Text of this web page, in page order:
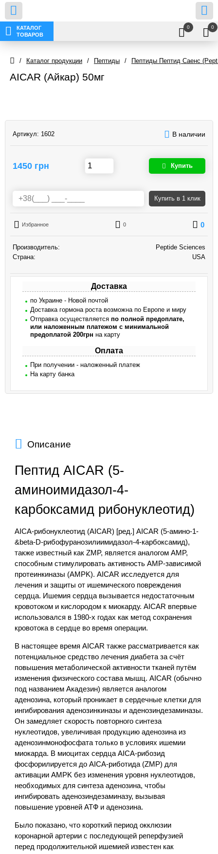
КАТАЛОГ
ТОВАРОВ
0 0
/ Каталог продукции / Пептиды / Пептиды Пептид Саенс
AICAR (Айкар) 50мг
Артикул: 1602 В наличии
1450 грн Купить
Купить в 1 клик
Избранное 0 0
Производитель:
Peptide Sciences
Страна:
USA
Доставка
по Украине - Новой почтой
Доставка гормона роста возможна по Европе и миру
Отправка осуществляется по полной предоплате,
или наложенным платежом с минимальной
предоплатой 200грн на карту
Оплата
При получении - наложенный платеж
На карту банка
Описание
Пептид AICAR (5-
аминоимидазол-4-
карбоксамид рибонуклеотид)
AICA-рибонуклеотид (AICAR) [ред.] AICAR (5-амино-1-
&beta-D-рибофуранозилиимидазол-4-карбоксамид),
также известный как ZMP, является аналогом AMP,
способным стимулировать активность AMP-зависимой
протеинкиназы (AMPK). AICAR исследуется для
лечения и защиты от ишемического повреждения
сердца. Ишемия сердца вызывается недостаточным
кровотоком и кислородом к миокарду. AICAR впервые
использовался в 1980-х годах как метод сохранения
кровотока в сердце во время операции.
В настоящее время AICAR также рассматривается как
потенциальное средство лечения диабета за счёт
повышения метаболической активности тканей путём
изменения физического состава мышц. AICAR (обычно
под названием Акадезин) является аналогом
аденозина, который проникает в сердечные клетки для
ингибирования аденозинкиназы и аденозиндезаминазы.
Он замедляет скорость повторного синтеза
нуклеотидов, увеличивая продукцию аденозина из
аденозинмонофосфата только в условиях ишемии
миокарда. В миоцитах сердца AICA-рибозид
фосфорилируется до AICA-риботида (ZMP) для
активации AMPK без изменения уровня нуклеотидов,
необходимых для синтеза аденозина, чтобы
ингибировать аденозиндезаминазу, вызывая
повышение уровней АТФ и аденозина.
Было показано, что короткий период окклюзии
коронарной артерии с последующей реперфузией
перед продолжительной ишемией известен как